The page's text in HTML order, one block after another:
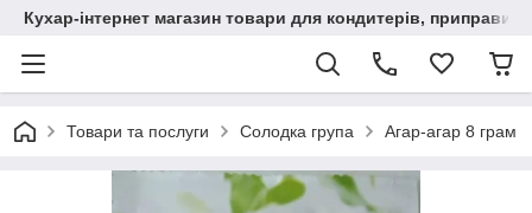
Кухар-інтернет магазин товари для кондитерів, приправи,
Товари та послуги Солодка група Агар-агар 8 грам